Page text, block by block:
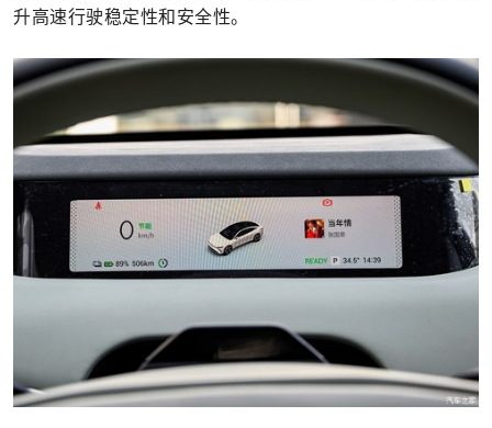
升高速行驶稳定性和安全性。